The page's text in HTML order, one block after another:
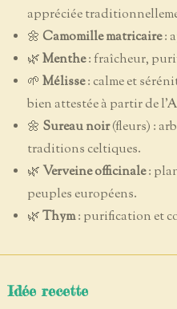
appréciée
🌼 Camomille matricaire:
🌿Menthe: fraîcheur,
🌱 Mélisse: calme et
bien attestée à partir de
🌼 Sureau noir(fleurs) :
traditions celtiques.
🌿 Verveine officinale:
peuples européens.
🌿Thym: purification et
Idée recette